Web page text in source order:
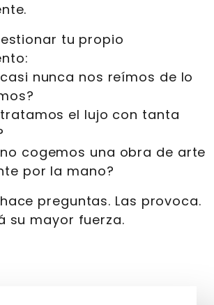
tu propio
nunca nos reímos de lo
tratamos el lujo con tanta
cogemos una obra de arte
por la mano?
preguntas. Las provoca.
su mayor fuerza.